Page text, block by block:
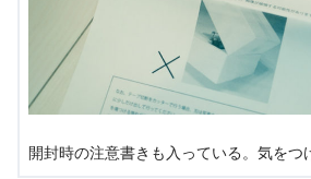
開封時の注意書きも入っている。気をつ